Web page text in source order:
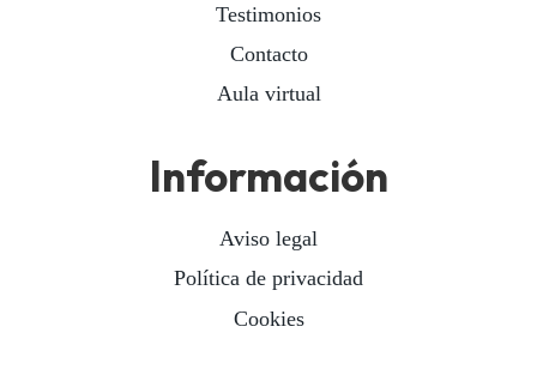
Testimonios
Contacto
Aula virtual
Información
Aviso legal
Política de privacidad
Cookies